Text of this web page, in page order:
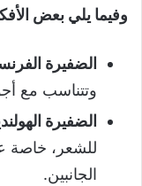
وفيما يلي بعض
الضفيرة
وتتناسب مع
الضفيرة
للشعر، خاصة
الجانبين.